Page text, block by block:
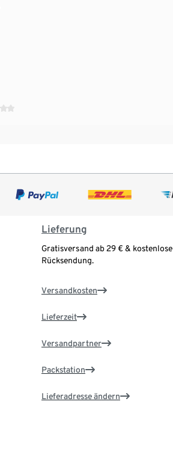
Lieferung
Gratisversand ab 29 € & kostenlose
Rücksendung.
Versandkosten
Lieferzeit
Versandpartner
Packstation
Lieferadresse ändern